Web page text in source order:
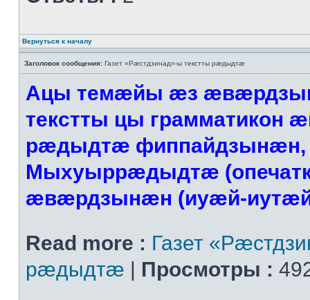
Вернуться к началу
Заголовок сообщения: Газет «Рæстдзинад»-ы текстты рæдыдтæ
Ацы темæйы æз
текстты цы грамматикон
рæдыдтæ фиппайдзынæн,
Мыхуыррæдыдтæ
æвæрдзынæн (иуæй-
Read more : Газет
рæдыдтæ | Просмотры :